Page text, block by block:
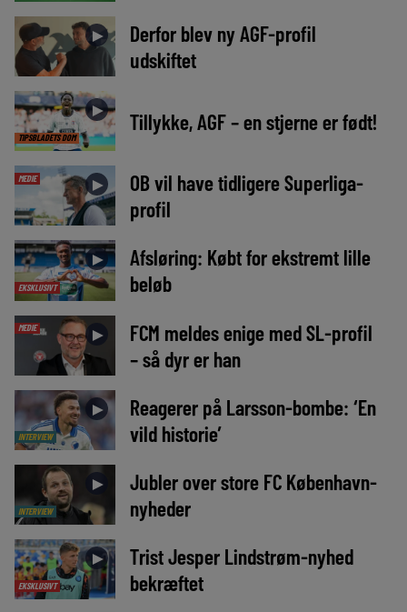
►
Derfor blev ny AGF-profil
udskiftet
TIPSBLADETS DOM
► Tillykke, AGF – en stjerne er født!
MEDIE ►
OB vil have tidligere Superliga-
profil
EKSKLUSIVT
►
Afsløring: Købt for ekstremt lille
beløb
MEDIE ►
FCM meldes enige med SL-profil
– så dyr er han
INTERVIEW
►
Reagerer på Larsson-bombe: ‘En
vild historie’
INTERVIEW
►
Jubler over store FC København-
nyheder
EKSKLUSIVT
►
Trist Jesper Lindstrøm-nyhed
bekræftet